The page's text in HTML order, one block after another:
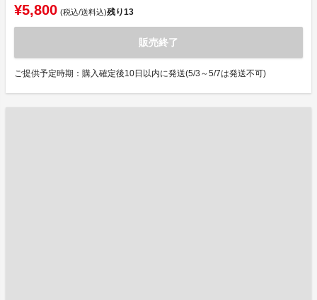
¥5,800 (税込/送料込)残り13
販売終了
ご提供予定時期：購入確定後10日以内に発送(5/3～5/7は発送不可)